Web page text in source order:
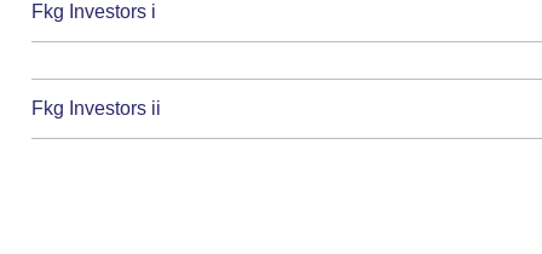
Fkg Investors i
Fkg Investors ii